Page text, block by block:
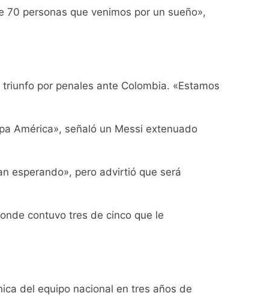
hubo detenidos y
mínimas cercanas a 1°C
de chats privados
el proyecto a comisión
personas que venimos por un sueño»,
por penales ante Colombia. «Estamos
América», señaló un Messi extenuado
esperando», pero advirtió que será
contuvo tres de cinco que le
del equipo nacional en tres años de